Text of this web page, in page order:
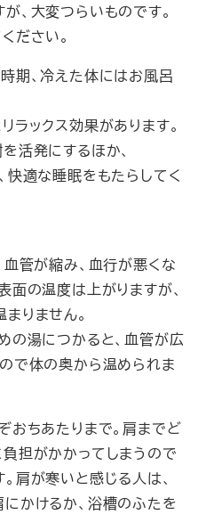
、大変つらいものです。
ださい。
期、冷えた体にはお風呂
ラックス効果があります。
活発にするほか、
快適な睡眠をもたらしてく
血管が縮み、血行が悪くな
面の温度は上がりますが、
りません。
湯につかると、血管が広
で体の奥から温められま
おちあたりまで。肩までど
担がかかってしまうので
肩が寒いと感じる人は、
かけるか、浴槽のふたを